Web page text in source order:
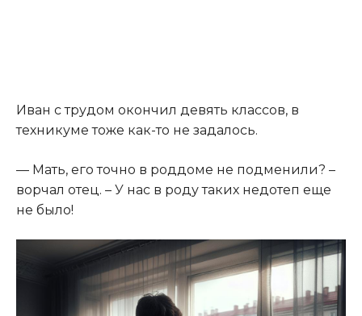
​Иван с трудом окончил девять классов, в
техникуме тоже как-то не задалось.​
​— Мать, его точно в роддоме не подменили? –
ворчал отец. – У нас в роду таких недотеп еще
не было!​